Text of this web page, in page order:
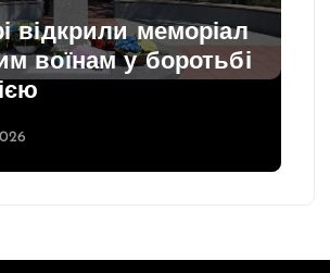
відкрили меморіал
воїнам у боротьбі